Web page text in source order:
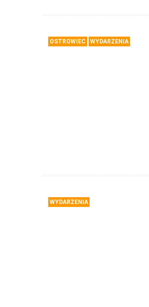
OSTROWIEC WYDARZENIA
WYDARZENIA